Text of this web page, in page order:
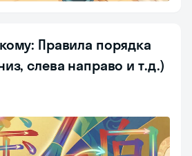
Правила порядка
слева направо и т.д.)